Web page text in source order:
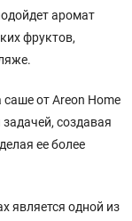
аромат
фруктов,
от Areon Home
создавая
ее более
является одной из